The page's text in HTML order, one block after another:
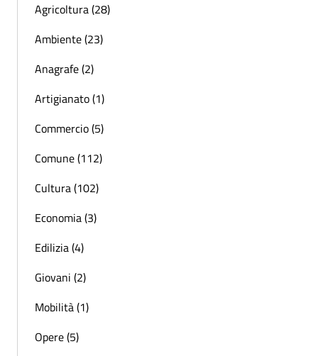
Agricoltura (28)
Ambiente (23)
Anagrafe (2)
Artigianato (1)
Commercio (5)
Comune (112)
Cultura (102)
Economia (3)
Edilizia (4)
Giovani (2)
Mobilità (1)
Opere (5)